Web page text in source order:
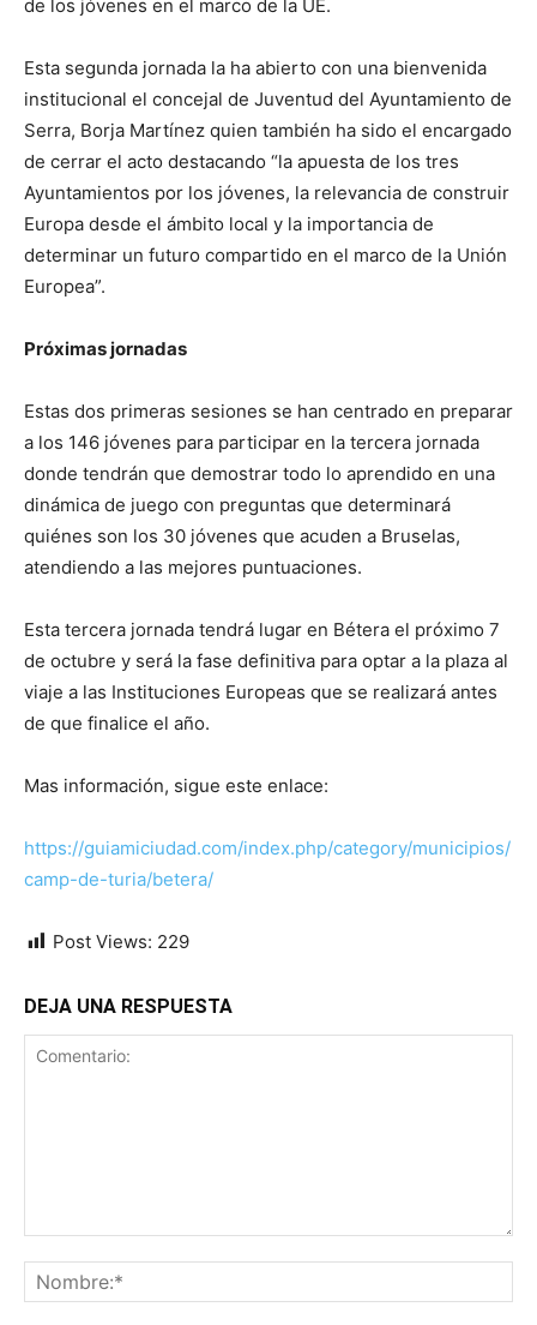
de los jóvenes en el marco de la UE.
Esta segunda jornada la ha abierto con una bienvenida
institucional el concejal de Juventud del Ayuntamiento de
Serra, Borja Martínez quien también ha sido el encargado
de cerrar el acto destacando “la apuesta de los tres
Ayuntamientos por los jóvenes, la relevancia de construir
Europa desde el ámbito local y la importancia de
determinar un futuro compartido en el marco de la Unión
Europea”.
Próximas jornadas
Estas dos primeras sesiones se han centrado en preparar
a los 146 jóvenes para participar en la tercera jornada
donde tendrán que demostrar todo lo aprendido en una
dinámica de juego con preguntas que determinará
quiénes son los 30 jóvenes que acuden a Bruselas,
atendiendo a las mejores puntuaciones.
Esta tercera jornada tendrá lugar en Bétera el próximo 7
de octubre y será la fase definitiva para optar a la plaza al
viaje a las Instituciones Europeas que se realizará antes
de que finalice el año.
Mas información, sigue este enlace:
https://guiamiciudad.com/index.php/category/municipios/
camp-de-turia/betera/
Post Views: 229
DEJA UNA RESPUESTA